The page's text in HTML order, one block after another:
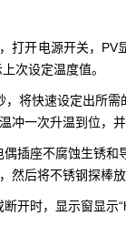
打开电源开关，
次设定温度值。
将快速设定出所
冲一次升温到位
插座不腐蚀生锈
然后将不锈钢探棒
开时，显示窗显